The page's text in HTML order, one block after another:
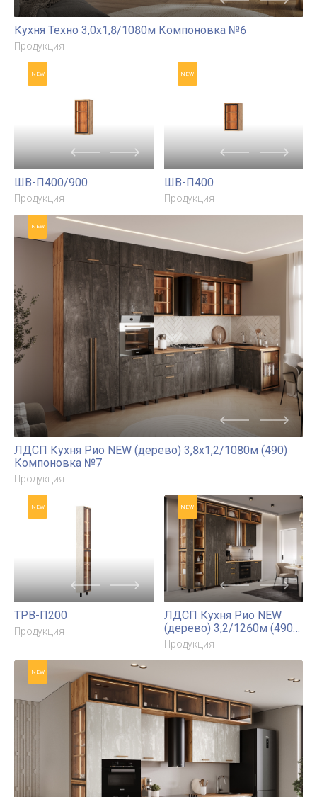
ШВ-П400/900
Продукция
ШВ-П400
Продукция
NEW
ЛДСП Кухня Рио NEW (дерево) 3,8х1,2/1080м (490)
Компоновка №7
NEW NEW
ЛДСП Кухня Рио NEW
(дерево) 3,2/1260м (490)
Компоновка №7
Продукция